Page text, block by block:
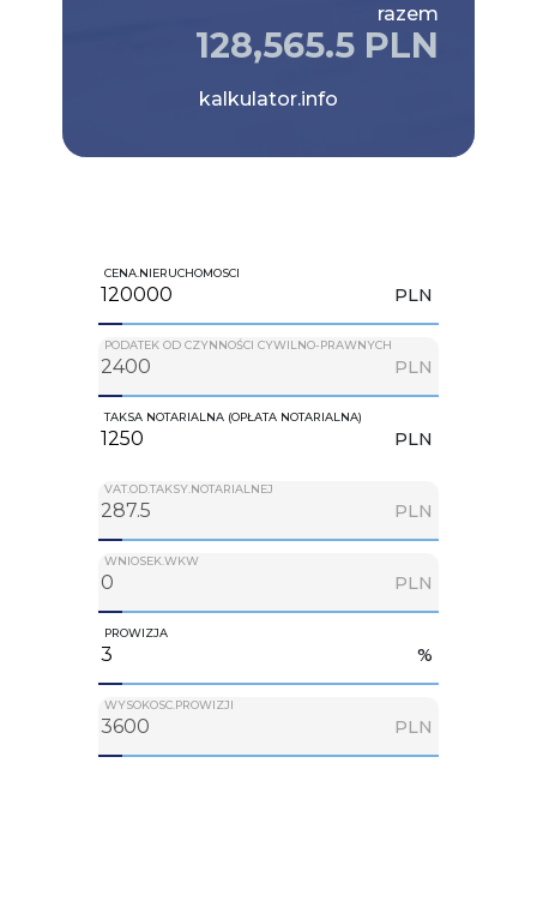
razem
128,565.5 PLN
kalkulator.info
CENA.NIERUCHOMOSCI
PLN
PODATEK OD CZYNNOŚCI CYWILNO-PRAWNYCH
PLN
TAKSA NOTARIALNA (OPŁATA NOTARIALNA)
PLN
VAT.OD.TAKSY.NOTARIALNEJ
PLN
WNIOSEK.WKW
PLN
PROWIZJA
%
WYSOKOSC.PROWIZJI
PLN